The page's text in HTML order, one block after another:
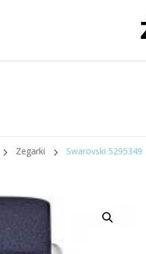
Zegarki Swarovski 5295349